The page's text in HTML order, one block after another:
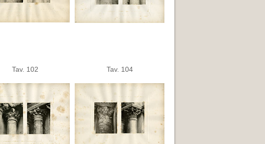
Tav. 102 Tav. 104